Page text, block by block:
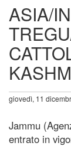
ASIA/
giovedì, 11
Jammu
entrato in